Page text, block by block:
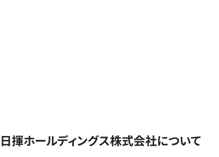
日揮ホールディングス株式会社について